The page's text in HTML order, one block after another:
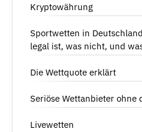
Kryptowährung
Sportwetten in
legal ist, was nicht, und
Die Wettquote erklärt
Seriöse Wettanbieter ohne
Livewetten